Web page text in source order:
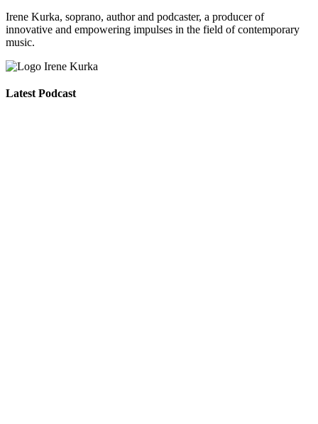
Irene Kurka, soprano, author and podcaster, a producer of
innovative and empowering impulses in the field of contemporary
music.
Latest Podcast